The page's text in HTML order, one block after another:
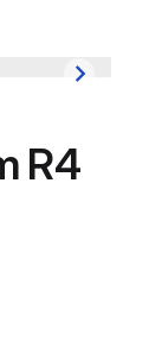
R4